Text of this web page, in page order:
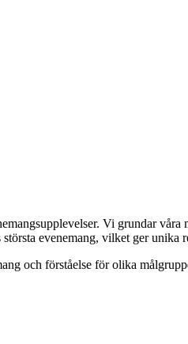
Vi grundar
evenemang, vilket ger unika
och förståelse för olika